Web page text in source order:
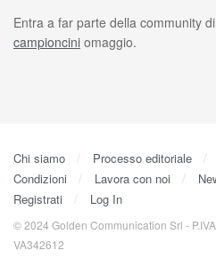
Entra a far parte della community
campioncini omaggio.
Chi siamo Processo editoriale
Condizioni
Lavora con noi
Registrati
Log In
© 2024 Golden Communication Srl -
VA342612